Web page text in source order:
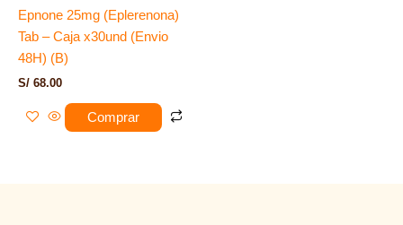
Epnone 25mg (Eplerenona)
Tab – Caja x30und (Envio
48H) (B)
S/ 68.00
Comprar